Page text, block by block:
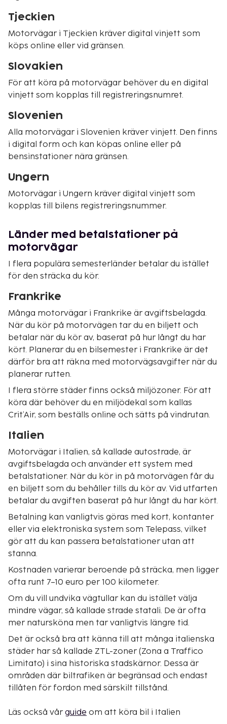
Tjeckien
Motorvägar i Tjeckien kräver digital vinjett som
köps online eller vid gränsen.
Slovakien
För att köra på motorvägar behöver du en digital
vinjett som kopplas till registreringsnumret.
Slovenien
Alla motorvägar i Slovenien kräver vinjett. Den finns
i digital form och kan köpas online eller på
bensinstationer nära gränsen.
Ungern
Motorvägar i Ungern kräver digital vinjett som
kopplas till bilens registreringsnummer.
Länder med betalstationer på
motorvägar
I flera populära semesterländer betalar du istället
för den sträcka du kör.
Frankrike
Många motorvägar i Frankrike är avgiftsbelagda.
När du kör på motorvägen tar du en biljett och
betalar när du kör av, baserat på hur långt du har
kört. Planerar du en bilsemester i Frankrike är det
därför bra att räkna med motorvägsavgifter när du
planerar rutten.
I flera större städer finns också miljözoner. För att
köra där behöver du en miljödekal som kallas
Crit’Air, som beställs online och sätts på vindrutan.
Italien
Motorvägar i Italien, så kallade autostrade, är
avgiftsbelagda och använder ett system med
betalstationer. När du kör in på motorvägen får du
en biljett som du behåller tills du kör av. Vid utfarten
betalar du avgiften baserat på hur långt du har kört.
Betalning kan vanligtvis göras med kort, kontanter
eller via elektroniska system som Telepass, vilket
gör att du kan passera betalstationer utan att
stanna.
Kostnaden varierar beroende på sträcka, men ligger
ofta runt 7–10 euro per 100 kilometer.
Om du vill undvika vägtullar kan du istället välja
mindre vägar, så kallade strade statali. De är ofta
mer natursköna men tar vanligtvis längre tid.
Det är också bra att känna till att många italienska
städer har så kallade ZTL-zoner (Zona a Traffico
Limitato) i sina historiska stadskärnor. Dessa är
områden där biltrafiken är begränsad och endast
tillåten för fordon med särskilt tillstånd.
Läs också vårguide om att köra bil i Italien